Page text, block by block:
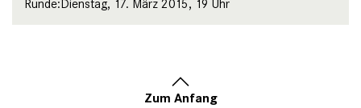
Runde:Dienstag, 17. März 2015, 19 Uhr
Zum Anfang